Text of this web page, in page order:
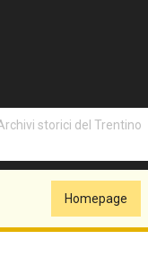
storici del Trentino
Homepage